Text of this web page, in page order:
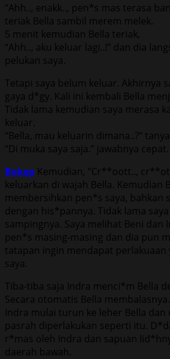
“Ahh.., enakk.., pen*s mas terasa
teriak Bella sambil merem melek.
5 menit kemudian Bella teriak,
“Ahh.., aku keluar lagi..!” dan dia
pelukan saya.
Tetapi saya belum keluar. Akhirnya
gaya d*gy. Kali ini kembali Bella
Tidak lama kemudian saya merasa
keluar.
“Bella, mau keluarin dimana..?”
“Di muka saya saja.” jawabnya cepat.
Bokep Kemudian, “Cr**oott..,
keluarkan di wajah Bella. Kemudian
membersihkan pen*s saya, bahkan
dengan his*pannya. Tidak lama
sampingnya. Saya melihat Beni dan
pen*s masing-masing dan dia pun
tatapan ingin mendapat perlakuaan
saya.
Tiba-tiba saja Indra menci*m Bella
Secara otomatis Bella
Indra mulai turun ke leher Bella dan
pasrah diperlakukan seperti itu.
r*mas oleh Indra dan sapuan
daerah bawah.